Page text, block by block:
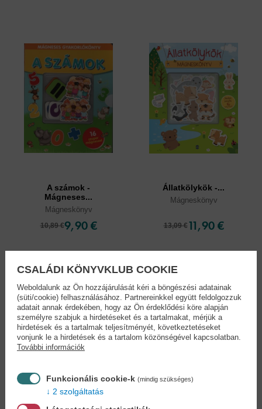
A számok -
Mágneses...
Mágneskönyv
10,89 €9,90 €
Állatkölykök -...
Mágneskönyv
13,09 € 11,90 €
CSALÁDI KÖNYVKLUB COOKIE
Weboldalunk az Ön hozzájárulását kéri a böngészési adatainak
(süti/cookie) felhasználásához. Partnereinkkel együtt feldolgozzuk
adatait annak érdekében, hogy az Ön érdeklődési köre alapján
személyre szabjuk a hirdetéseket és a tartalmakat, mérjük a
hirdetések és a tartalmak teljesítményét, következtetéseket
vonjunk le a hirdetések és a tartalom közönségével kapcsolatban.
További információk
Funkcionális cookie-k (mindig szükséges)
2 szolgáltatás